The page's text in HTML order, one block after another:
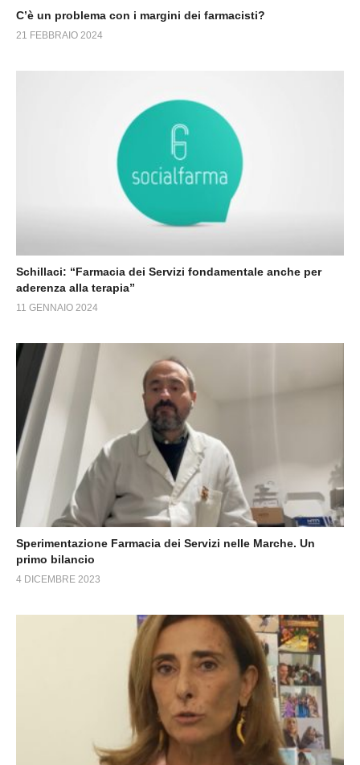
C’è un problema con i margini dei farmacisti?
21 FEBBRAIO 2024
Schillaci: “Farmacia dei Servizi fondamentale anche per
aderenza alla terapia”
11 GENNAIO 2024
Sperimentazione Farmacia dei Servizi nelle Marche. Un
primo bilancio
4 DICEMBRE 2023